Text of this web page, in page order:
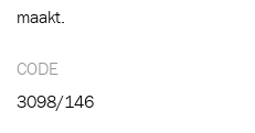
maakt.
CODE
3098/146